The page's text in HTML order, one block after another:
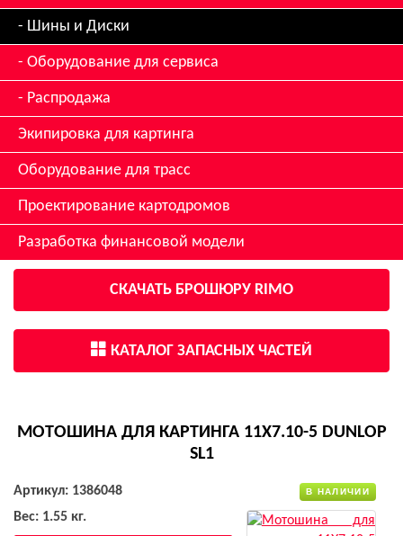
Шины и Диски
Оборудование для сервиса
Распродажа
Экипировка для картинга
Оборудование для трасс
Проектирование картодромов
Разработка финансовой модели
СКАЧАТЬ БРОШЮРУ RIMO
КАТАЛОГ ЗАПАСНЫХ ЧАСТЕЙ
МОТОШИНА ДЛЯ КАРТИНГА 11X7.10-5 DUNLOP
SL1
В НАЛИЧИИ
Артикул: 1386048
Вес: 1.55 кг.